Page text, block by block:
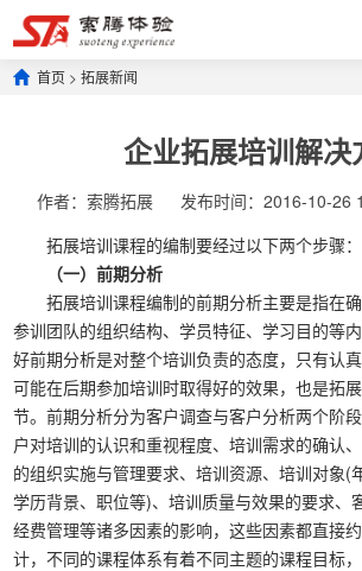
首页 >拓展新闻
企业拓展培训解决
作者：索腾拓展 发布时间：2016-10-26
拓展培训课程的编制要经过以下两个步骤：
（一）前期分析
拓展培训课程编制的前期分析主要是指在
参训团队的组织结构、学员特征、学习目的等
好前期分析是对整个培训负责的态度，只有认
可能在后期参加培训时取得好的效果，也是拓
节。前期分析分为客户调查与客户分析两个阶
户对培训的认识和重视程度、培训需求的确认
的组织实施与管理要求、培训资源、培训对象(
学历背景、职位等)、培训质量与效果的要求、
经费管理等诸多因素的影响，这些因素都直接
计，不同的课程体系有着不同主题的课程目标